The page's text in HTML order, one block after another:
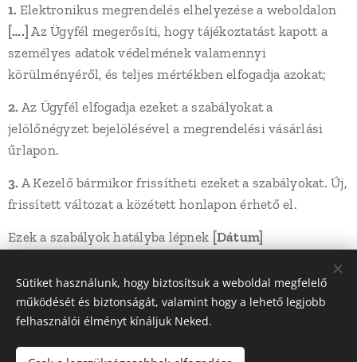
1. Elektronikus megrendelés elhelyezése a weboldalon
[….] Az Ügyfél megerősíti, hogy tájékoztatást kapott a
személyes adatok védelmének valamennyi
körülményéről, és teljes mértékben elfogadja azokat;
2. Az Ügyfél elfogadja ezeket a szabályokat a
jelölőnégyzet bejelölésével a megrendelési vásárlási
űrlapon.
3. A Kezelő bármikor frissítheti ezeket a szabályokat. Új,
frissített változat a közétett honlapon érhető el.
Ezek a szabályok hatályba lépnek [Dátum]
Minden jog fenntartva - 2026
Árnyak Farkasai Airsoft Team (szakosztály)
Sütiket használunk, hogy biztosítsuk a weboldal megfelelő
működését és biztonságát, valamint hogy a lehető legjobb
felhasználói élményt kínáljuk Neked.